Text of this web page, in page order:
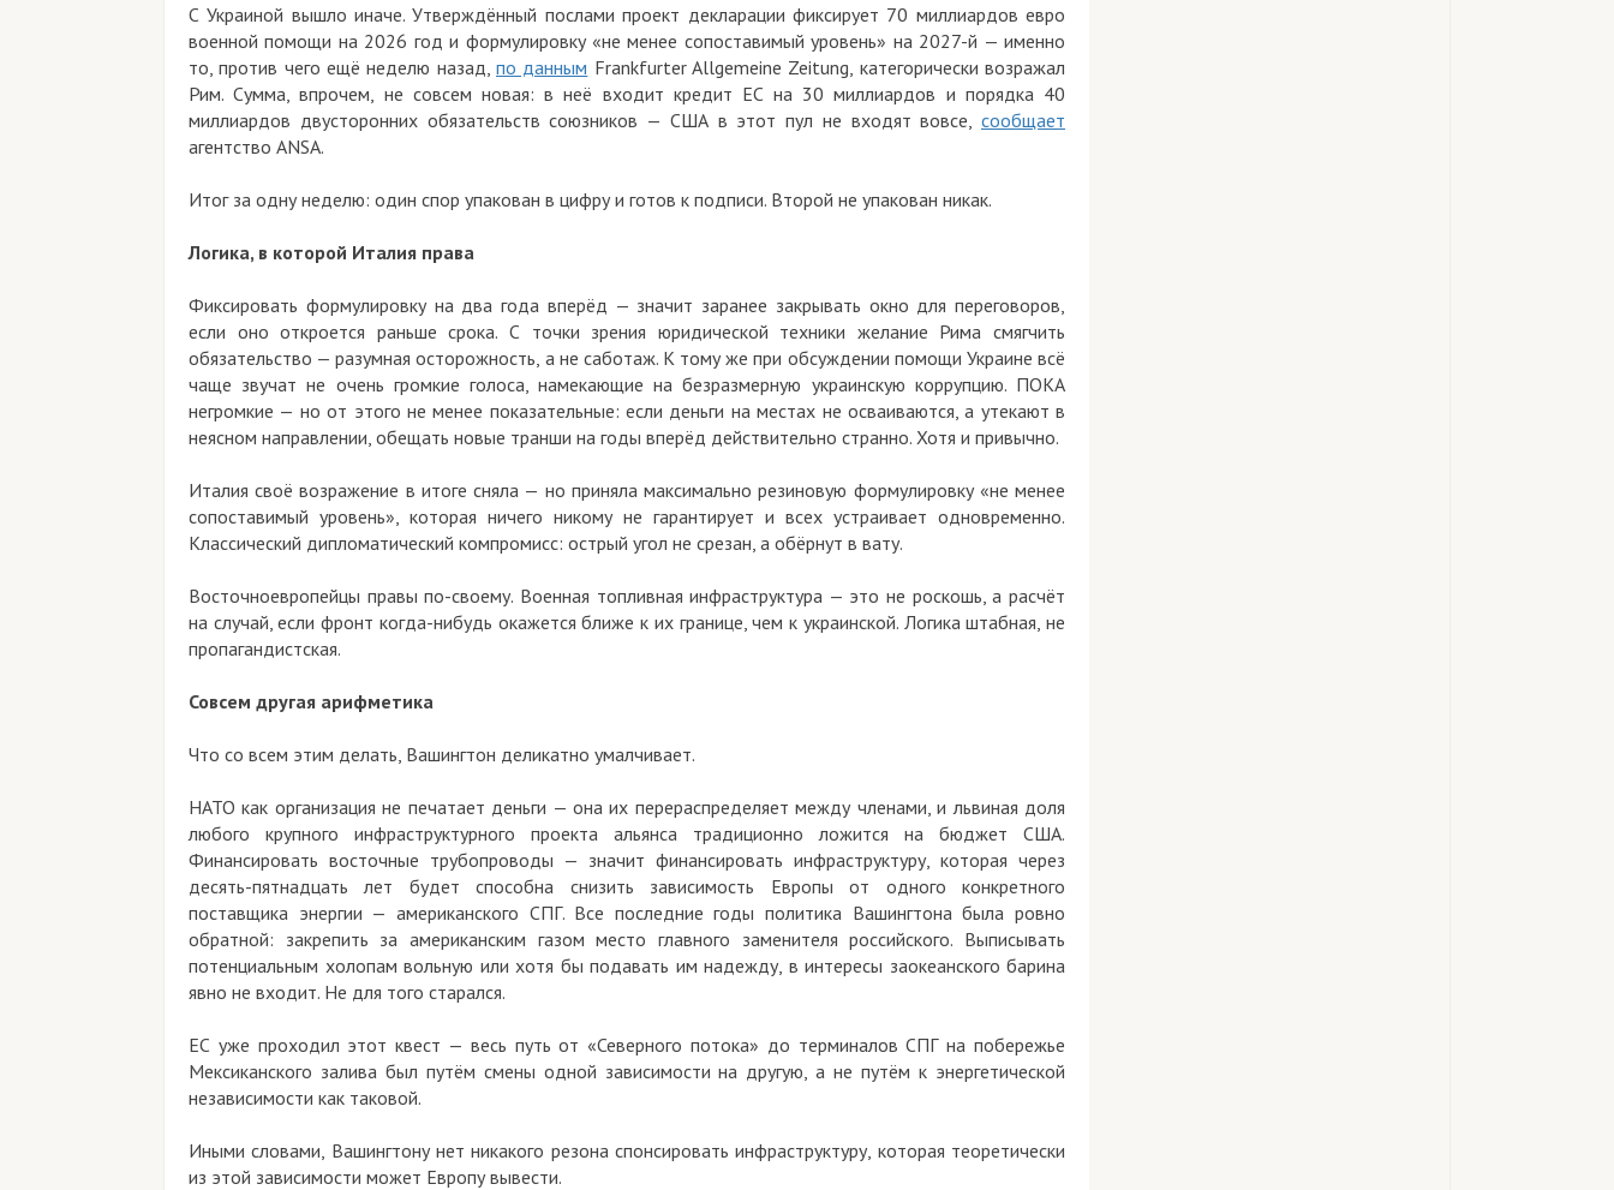
С Украиной вышло иначе. Утверждённый послами проект декларации фиксирует 70 миллиардов евро
военной помощи на 2026 год и формулировку «не менее сопоставимый уровень» на 2027-й — именно
то, против чего ещё неделю назад, по данным Frankfurter Allgemeine Zeitung, категорически возражал
Рим. Сумма, впрочем, не совсем новая: в неё входит кредит ЕС на 30 миллиардов и порядка 40
миллиардов двусторонних обязательств союзников — США в этот пул не входят вовсе, сообщает
агентство ANSA.
Итог за одну неделю: один спор упакован в цифру и готов к подписи. Второй не упакован никак.
Логика, в которой Италия права
Фиксировать формулировку на два года вперёд — значит заранее закрывать окно для переговоров,
если оно откроется раньше срока. С точки зрения юридической техники желание Рима смягчить
обязательство — разумная осторожность, а не саботаж. К тому же при обсуждении помощи Украине всё
чаще звучат не очень громкие голоса, намекающие на безразмерную украинскую коррупцию. ПОКА
негромкие — но от этого не менее показательные: если деньги на местах не осваиваются, а утекают в
неясном направлении, обещать новые транши на годы вперёд действительно странно. Хотя и привычно.
Италия своё возражение в итоге сняла — но приняла максимально резиновую формулировку «не менее
сопоставимый уровень», которая ничего никому не гарантирует и всех устраивает одновременно.
Классический дипломатический компромисс: острый угол не срезан, а обёрнут в вату.
Восточноевропейцы правы по-своему. Военная топливная инфраструктура — это не роскошь, а расчёт
на случай, если фронт когда-нибудь окажется ближе к их границе, чем к украинской. Логика штабная, не
пропагандистская.
Совсем другая арифметика
Что со всем этим делать, Вашингтон деликатно умалчивает.
НАТО как организация не печатает деньги — она их перераспределяет между членами, и львиная доля
любого крупного инфраструктурного проекта альянса традиционно ложится на бюджет США.
Финансировать восточные трубопроводы — значит финансировать инфраструктуру, которая через
десять-пятнадцать лет будет способна снизить зависимость Европы от одного конкретного
поставщика энергии — американского СПГ. Все последние годы политика Вашингтона была ровно
обратной: закрепить за американским газом место главного заменителя российского. Выписывать
потенциальным холопам вольную или хотя бы подавать им надежду, в интересы заокеанского барина
явно не входит. Не для того старался.
ЕС уже проходил этот квест — весь путь от «Северного потока» до терминалов СПГ на побережье
Мексиканского залива был путём смены одной зависимости на другую, а не путём к энергетической
независимости как таковой.
Иными словами, Вашингтону нет никакого резона спонсировать инфраструктуру, которая теоретически
из этой зависимости может Европу вывести.